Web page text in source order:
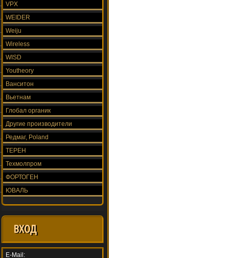
VPX
WEIDER
Weiju
Wireless
WISD
Youtheory
Ванситон
Вьетнам
Глобал органик
Другие производители
Редмаг, Poland
ТЕРЕН
Техмолпром
ФОРТОГЕН
ЮВАЛЬ
ВХОД
E-Mail: